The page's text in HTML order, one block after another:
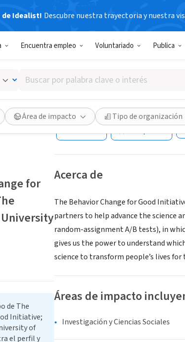
de Idealist! Descubre nuestra trayectoria y nuestra
Encuentra empleo Voluntariado Publica
Buscar
por
palabra
clave
o
interés
Área de impacto Tipo de organización
The Behavior
University of
Philadelphia, PA|
Guardar Compartir
Acerca de
The Behavior Change for Good
partners to help advance the science
random-assignment A/B tests), in
gives us the power to understand
science to transform people’s lives
Áreas de impacto
Investigación y Ciencias Sociales
for
de The
Initiative;
of
el perfil y